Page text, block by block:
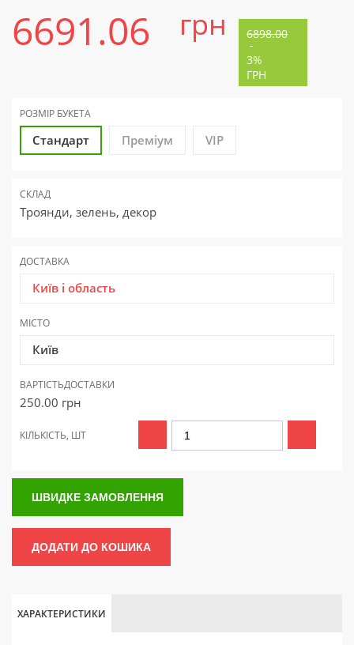
6691.06 грн 6898.00
-
3%
ГРН
РОЗМІР БУКЕТА
Стандарт Преміум VIP
СКЛАД
Троянди, зелень, декор
ДОСТАВКА
Київ і область
МІСТО
Київ
ВАРТІСТЬДОСТАВКИ
250.00 грн
КІЛЬКІСТЬ, ШТ
ШВИДКЕ ЗАМОВЛЕННЯ
ДОДАТИ ДО КОШИКА
ХАРАКТЕРИСТИКИ